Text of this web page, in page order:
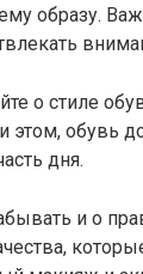
образу.
о стиле
этом, обувь
дня.
и о